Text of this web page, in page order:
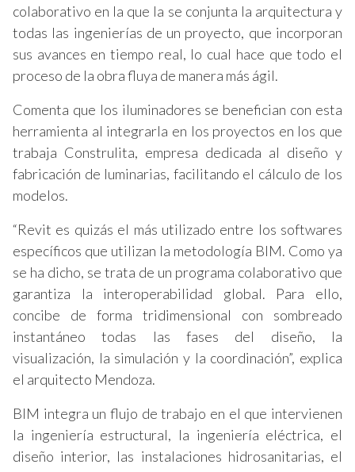
colaborativo en la que la se conjunta la arquitectura y
todas las ingenierías de un proyecto, que incorporan
sus avances en tiempo real, lo cual hace que todo el
proceso de la obra fluya de manera más ágil.
Comenta que los iluminadores se benefician con esta
herramienta al integrarla en los proyectos en los que
trabaja Construlita, empresa dedicada al diseño y
fabricación de luminarias, facilitando el cálculo de los
modelos.
“Revit es quizás el más utilizado entre los softwares
específicos que utilizan la metodología BIM. Como ya
se ha dicho, se trata de un programa colaborativo que
garantiza la interoperabilidad global. Para ello,
concibe de forma tridimensional con sombreado
instantáneo todas las fases del diseño, la
visualización, la simulación y la coordinación”, explica
el arquitecto Mendoza.
BIM integra un flujo de trabajo en el que intervienen
la ingeniería estructural, la ingeniería eléctrica, el
diseño interior, las instalaciones hidrosanitarias, el